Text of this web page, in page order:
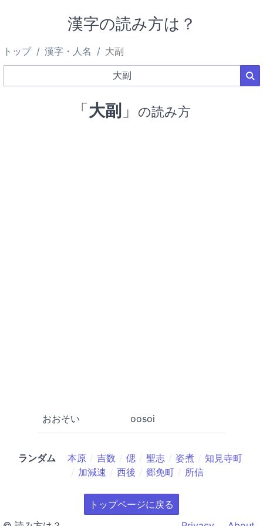
漢字の読み方は？
トップ 漢字・人名 大副
「大副 」 の読み方
おおそい oosoi
ランダム 本原 吉数 偲 聖志 姿煮
知見寺町
加減速
西後 郷免町 所信
トップページに戻る